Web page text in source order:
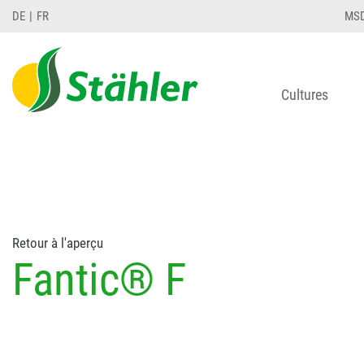
DE FR
Cultures
string(78) "Test 12 {FONT:12} // Dosierungen: test
Retour à l'aperçu
Fantic® F